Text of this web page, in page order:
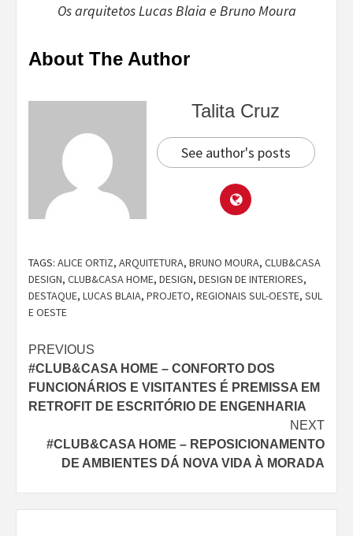
Os arquitetos Lucas Blaia e Bruno Moura
About The Author
Talita Cruz
See author's posts
TAGS: ALICE ORTIZ, ARQUITETURA, BRUNO MOURA, CLUB&CASA
DESIGN, CLUB&CASA HOME, DESIGN, DESIGN DE INTERIORES,
DESTAQUE, LUCAS BLAIA, PROJETO, REGIONAIS SUL-OESTE, SUL
E OESTE
Continue
Reading
PREVIOUS
#CLUB&CASA HOME – CONFORTO DOS
FUNCIONÁRIOS E VISITANTES É PREMISSA EM
RETROFIT DE ESCRITÓRIO DE ENGENHARIA
NEXT
#CLUB&CASA HOME – REPOSICIONAMENTO
DE AMBIENTES DÁ NOVA VIDA À MORADA